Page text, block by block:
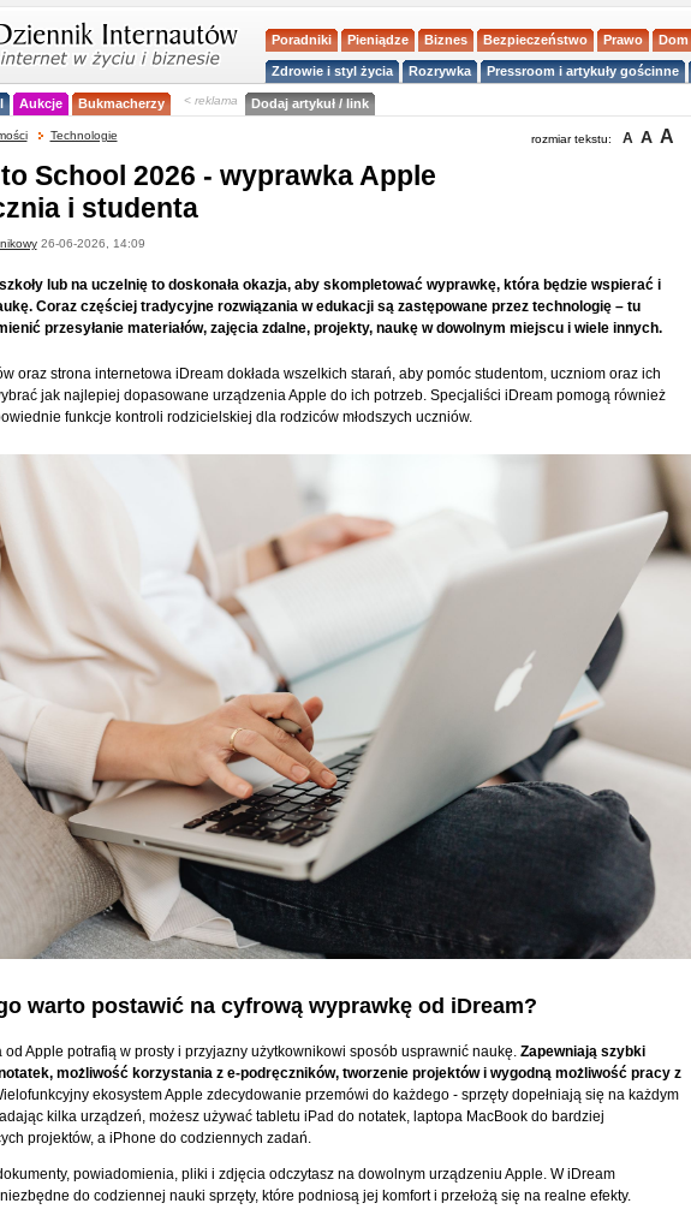
Poradniki Pieniądze Biznes Bezpieczeństwo Prawo Dom
Zdrowie i styl życia Rozrywka Pressroom i artykuły gościnne
Aukcje Bukmacherzy < reklama Dodaj artykuł / link
Technologie rozmiar tekstu: A A A
School 2026 - wyprawka Apple
i studenta
26-06-2026, 14:09
lub na uczelnię to doskonała okazja, aby skompletować wyprawkę, która będzie wspierać i
Coraz częściej tradycyjne rozwiązania w edukacji są zastępowane przez technologię – tu
przesyłanie materiałów, zajęcia zdalne, projekty, naukę w dowolnym miejscu i wiele innych.
oraz strona internetowa iDream dokłada wszelkich starań, aby pomóc studentom, uczniom oraz ich
jak najlepiej dopasowane urządzenia Apple do ich potrzeb. Specjaliści iDream pomogą również
funkcje kontroli rodzicielskiej dla rodziców młodszych uczniów.
warto postawić na cyfrową wyprawkę od iDream?
od Apple potrafią w prosty i przyjazny użytkownikowi sposób usprawnić naukę. Zapewniają szybki
możliwość korzystania z e-podręczników, tworzenie projektów i wygodną możliwość pracy z
ekosystem Apple zdecydowanie przemówi do każdego - sprzęty dopełniają się na każdym
kilka urządzeń, możesz używać tabletu iPad do notatek, laptopa MacBook do bardziej
projektów, a iPhone do codziennych zadań.
powiadomienia, pliki i zdjęcia odczytasz na dowolnym urządzeniu Apple. W iDream
do codziennej nauki sprzęty, które podniosą jej komfort i przełożą się na realne efekty.